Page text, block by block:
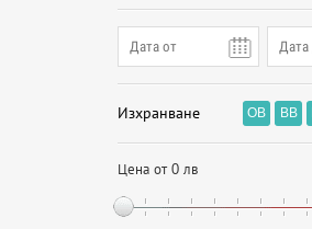
Изхранване OB BB
Цена от 0 лв